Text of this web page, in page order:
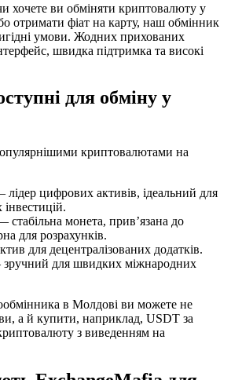
хочете ви обміняти криптовалюту у
отримати фіат на карту, наш обмінник
умови. Жодних прихованих
швидка підтримка та високі
для обміну у
криптовалютами на
лідер цифрових активів, ідеальний для
монета, прив’язана до
для розрахунків.
для децентралізованих додатків.
для швидких міжнародних
в Молдові ви можете не
а й купити, наприклад, USDT за
з виведенням на